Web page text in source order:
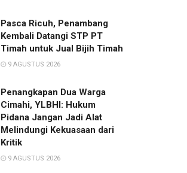
Pasca Ricuh, Penambang
Kembali Datangi STP PT
Timah untuk Jual Bijih Timah
9 AGUSTUS 2026
Penangkapan Dua Warga
Cimahi, YLBHI: Hukum
Pidana Jangan Jadi Alat
Melindungi Kekuasaan dari
Kritik
9 AGUSTUS 2026